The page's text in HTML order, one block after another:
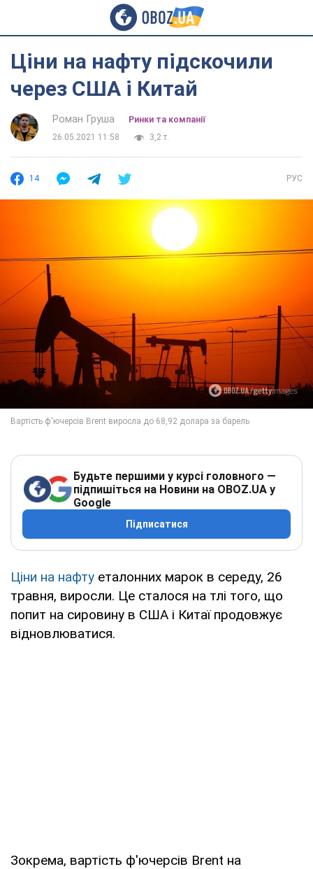
Ціни на нафту підскочили
через США і Китай
Роман Груша
Ринки та компанії
26.05.2021 11:58
3,2 т.
14 РУС
Будьте першими у курсі головного —
підпишіться на Новини на OBOZ.UA у
Google
Підписатися
Ціни на нафту еталонних марок в середу, 26
травня, виросли. Це сталося на тлі того, що
попит на сировину в США і Китаї продовжує
відновлюватися.
Зокрема, вартість ф'ючерсів Brent на